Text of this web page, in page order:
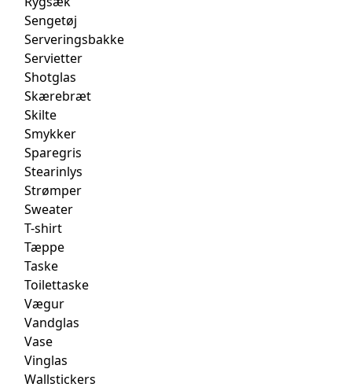
Sengetøj
Serveringsbakke
Servietter
Shotglas
Skærebræt
Skilte
Smykker
Sparegris
Stearinlys
Strømper
Sweater
T-shirt
Tæppe
Taske
Toilettaske
Vægur
Vandglas
Vase
Vinglas
Wallstickers